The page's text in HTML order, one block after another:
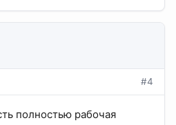
#4
полностью рабочая